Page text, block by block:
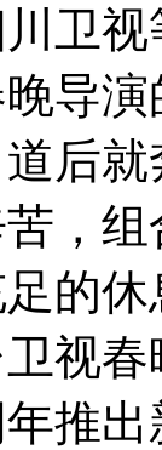
卫
导
后
，
的
视
推